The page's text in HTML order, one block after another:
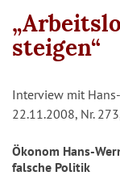
steigen“
Interview mit
22.11.2008, Nr.
Ökonom Hans-
falsche Politik